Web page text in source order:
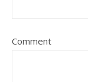
Comment